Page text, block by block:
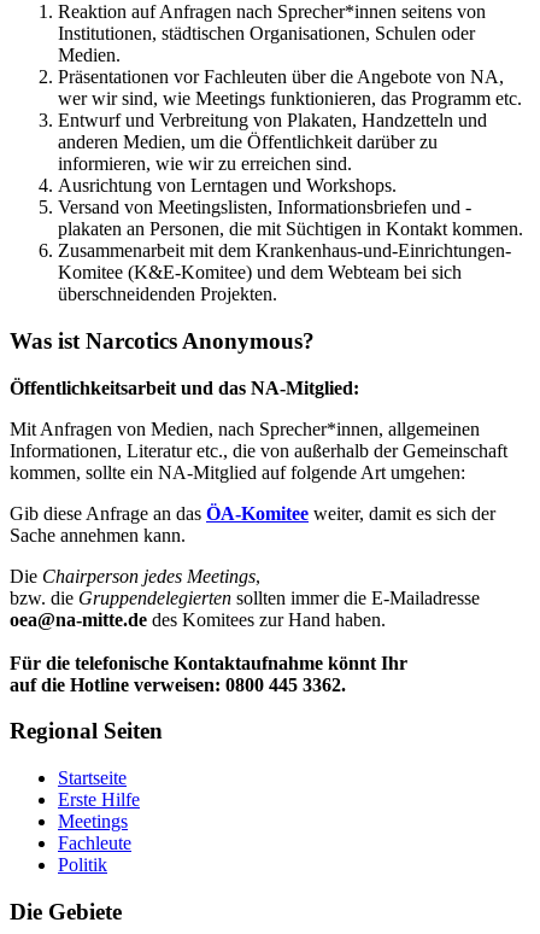
Reaktion auf Anfragen nach Sprecher*innen seitens von
Institutionen, städtischen Organisationen, Schulen oder
Medien.
Präsentationen vor Fachleuten über die Angebote von NA,
wer wir sind, wie Meetings funktionieren, das Programm etc.
Entwurf und Verbreitung von Plakaten, Handzetteln und
anderen Medien, um die Öffentlichkeit darüber zu
informieren, wie wir zu erreichen sind.
Ausrichtung von Lerntagen und Workshops.
Versand von Meetingslisten, Informationsbriefen und -
plakaten an Personen, die mit Süchtigen in Kontakt kommen.
Zusammenarbeit mit dem Krankenhaus-und-Einrichtungen-
Komitee (K&E-Komitee) und dem Webteam bei sich
überschneidenden Projekten.
Was ist Narcotics Anonymous?
Öffentlichkeitsarbeit und das NA-Mitglied:
Mit Anfragen von Medien, nach Sprecher*innen, allgemeinen
Informationen, Literatur etc., die von außerhalb der Gemeinschaft
kommen, sollte ein NA-Mitglied auf folgende Art umgehen:
Gib diese Anfrage an das ÖA-Komitee weiter, damit es sich der
Sache annehmen kann.
Die Chairperson jedes Meetings,
bzw. die Gruppendelegierten sollten immer die E-Mailadresse
oea@na-mitte.de des Komitees zur Hand haben.
Für die telefonische Kontaktaufnahme könnt Ihr
auf die Hotline verweisen: 0800 445 3362.
Regional Seiten
Startseite
Erste Hilfe
Meetings
Fachleute
Politik
Die Gebiete